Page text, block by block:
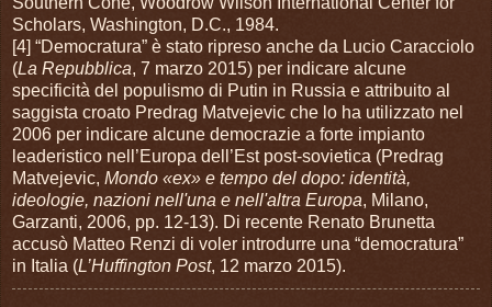
Scholars, Washington, D.C., 1984.
[4] “Democratura” è stato ripreso anche da Lucio Caracciolo
(La Repubblica, 7 marzo 2015) per indicare alcune
specificità del populismo di Putin in Russia e attribuito al
saggista croato Predrag Matvejevic che lo ha utilizzato nel
2006 per indicare alcune democrazie a forte impianto
leaderistico nell’Europa dell’Est post-sovietica (Predrag
Matvejevic, Mondo «ex» e tempo del dopo: identità,
ideologie, nazioni nell'una e nell'altra Europa, Milano,
Garzanti, 2006, pp. 12-13). Di recente Renato Brunetta
accusò Matteo Renzi di voler introdurre una “democratura”
in Italia (L’Huffington Post, 12 marzo 2015).